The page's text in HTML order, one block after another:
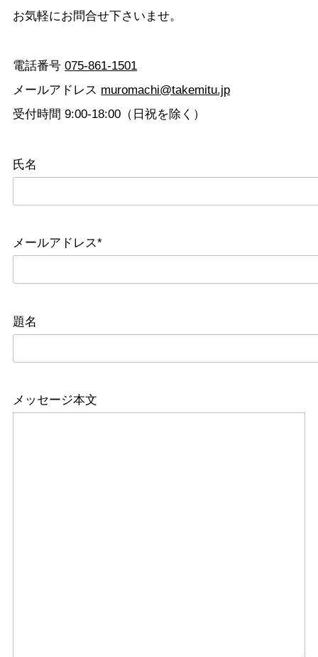
お気軽にお問合せ下さいませ。
電話番号075-861-1501
メールアドレス muromachi@takemitu.jp
受付時間 9:00-18:00（日祝を除く）
氏名
メールアドレス*
題名
メッセージ本文